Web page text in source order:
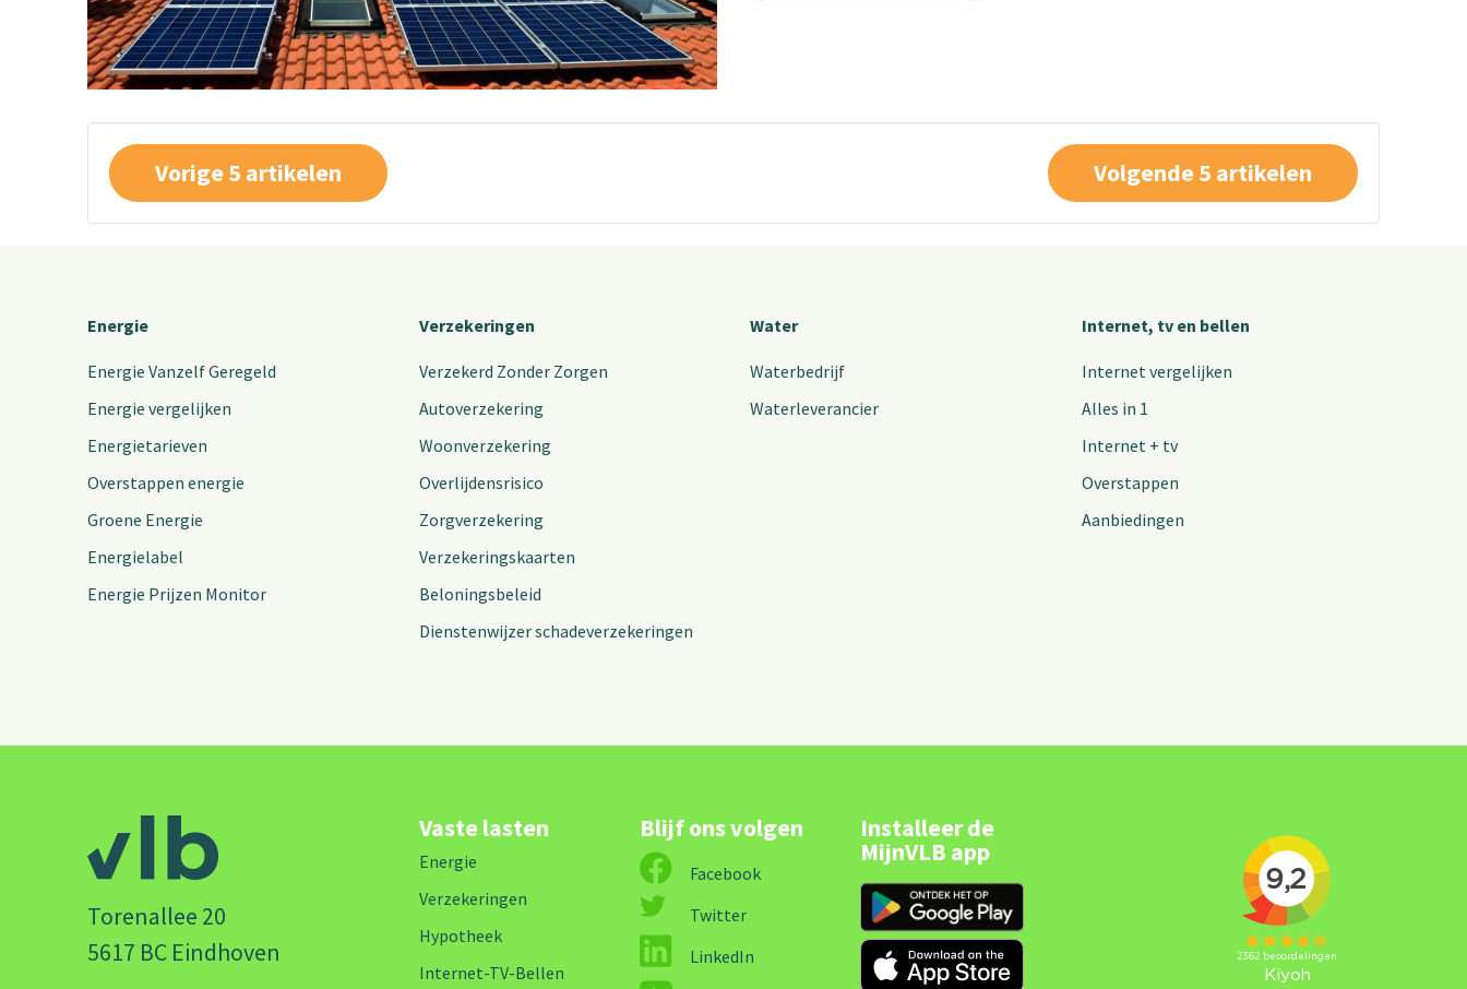
Vorige 5 artikelen Volgende 5 artikelen
Energie
Energie Vanzelf Geregeld
Energie vergelijken
Energietarieven
Overstappen energie
Groene Energie
Energielabel
Energie Prijzen Monitor
Verzekeringen
Verzekerd Zonder Zorgen
Autoverzekering
Woonverzekering
Overlijdensrisico
Zorgverzekering
Verzekeringskaarten
Beloningsbeleid
Dienstenwijzer schadeverzekeringen
Water
Waterbedrijf
Waterleverancier
Internet, tv en bellen
Internet vergelijken
Alles in 1
Internet + tv
Overstappen
Aanbiedingen
Torenallee 20
5617 BC Eindhoven
Vaste lasten
Energie
Verzekeringen
Hypotheek
Internet-TV-Bellen
Blijf ons volgen
Facebook
Twitter
LinkedIn
Installeer de
MijnVLB app